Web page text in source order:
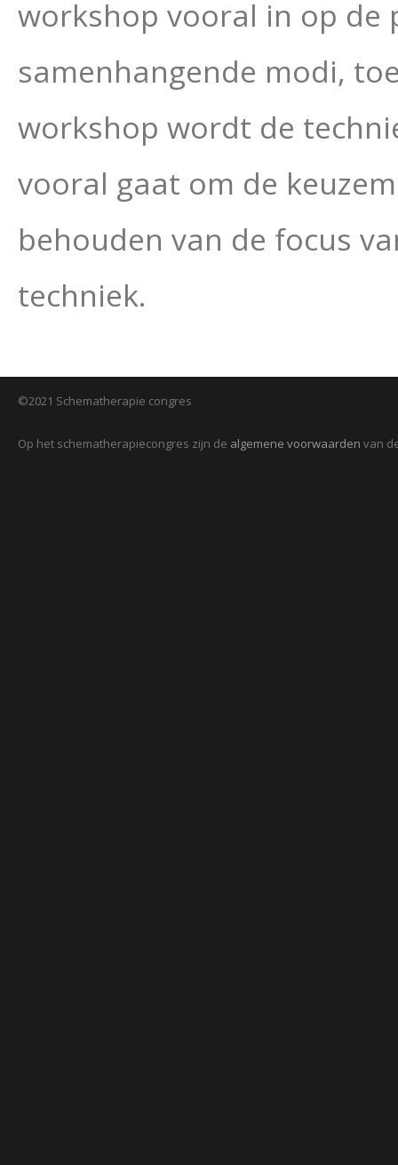
workshop vooral in op de
samenhangende modi,
workshop wordt de
vooral gaat om de
behouden van de focus
techniek.
©2021 Schematherapie congres
Op het schematherapiecongres zijn de algemene voorwaarden van